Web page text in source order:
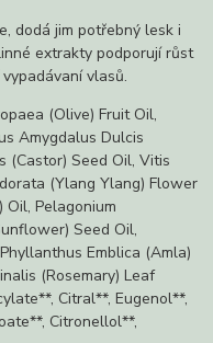
dodá jim potřebný lesk i
extrakty podporují růst
vlasů.
(Olive) Fruit Oil,
Amygdalus Dulcis
(Castor) Seed Oil, Vitis
(Ylang Ylang) Flower
Pelagonium
Seed Oil,
Emblica (Amla)
(Rosemary) Leaf
Citral**, Eugenol**,
Citronellol**,